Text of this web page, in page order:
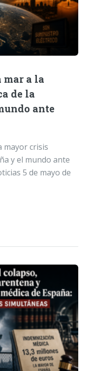
a la
de la
ante
mayor crisis
y el mundo ante
5 de mayo de